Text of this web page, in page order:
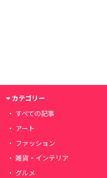
カテゴリー
すべての記事
アート
ファッション
雑貨・インテリア
グルメ